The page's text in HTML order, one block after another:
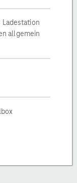
Ladestation
allgemein